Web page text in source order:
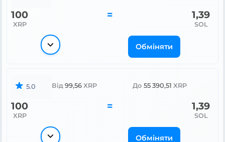
100
XRP
= 1,39
SOL
Обміняти
5.0 Від 99,56 XRP До 55 390,51 XRP
100
XRP
= 1,39
SOL
Обміняти